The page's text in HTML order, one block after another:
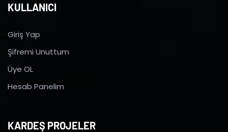
KULLANICI
Giriş Yap
Şifremi Unuttum
Üye OL
Hesab Panelim
KARDEŞ PROJELER